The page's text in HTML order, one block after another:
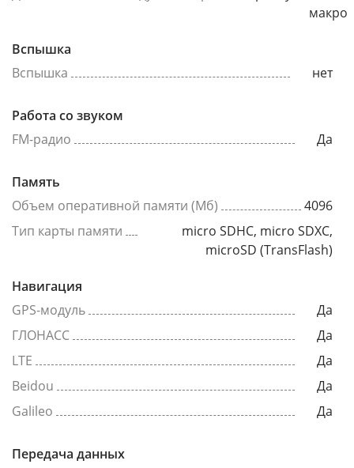
макро
Вспышка
Вспышка
нет
Работа со звуком
FM-радио
Да
Память
Объем оперативной памяти (Мб)
4096
Тип карты памяти
micro SDHC, micro SDXC,
microSD (TransFlash)
Навигация
GPS-модуль
Да
ГЛОНАСС
Да
LTE
Да
Beidou
Да
Galileo
Да
Передача данных